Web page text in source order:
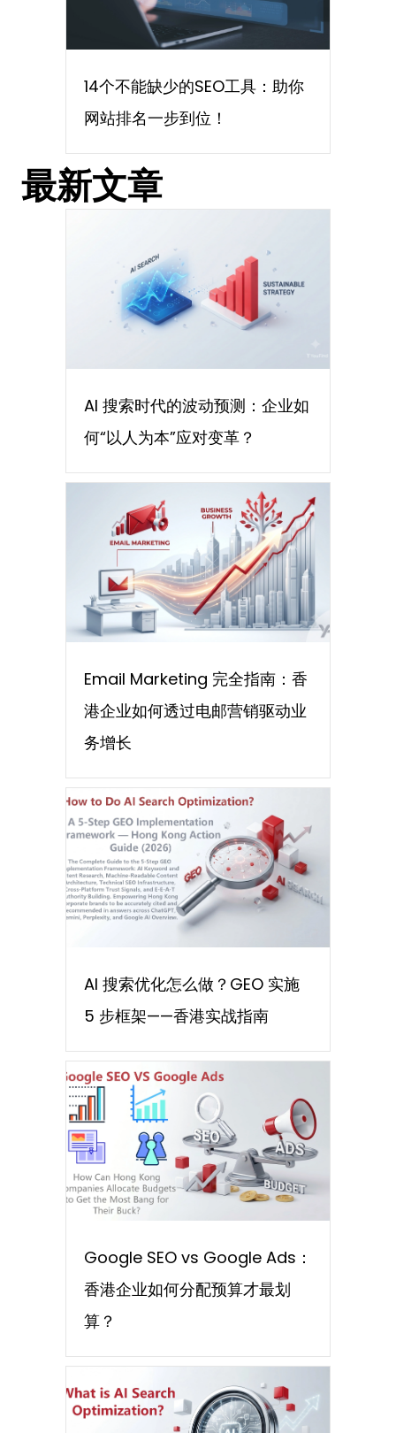
14个不能缺少的SEO工具：助你
网站排名一步到位！
最新文章
AI 搜索时代的波动预测：企业如
何“以人为本”应对变革？
Email Marketing 完全指南：香
港企业如何透过电邮营销驱动业
务增长
AI 搜索优化怎么做？GEO 实施
5 步框架——香港实战指南
Google SEO vs Google Ads：
香港企业如何分配预算才最划
算？